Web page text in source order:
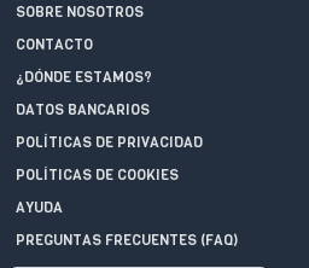
SOBRE NOSOTROS
CONTACTO
¿DÓNDE ESTAMOS?
DATOS BANCARIOS
POLÍTICAS DE PRIVACIDAD
POLÍTICAS DE COOKIES
AYUDA
PREGUNTAS FRECUENTES (FAQ)